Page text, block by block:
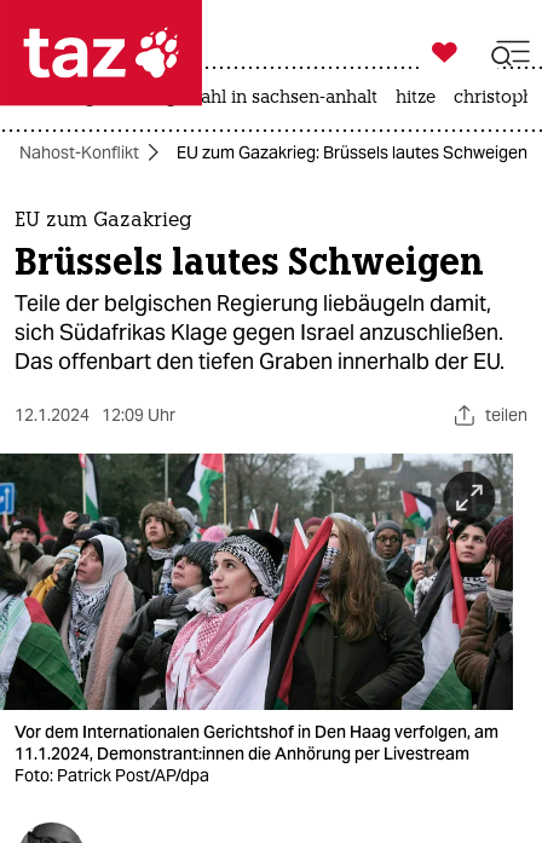
 taz zahl ich
taz zahl ich
themen
politik
öko
sport
berlin
nord
wahrheit
verlag
verlag

taz zahl ich
landtagswahl in sachsen-anhalt hitze
Nahost-Konflikt EU zum Gazakrieg: Brüssels lautes Schweigen
EU zum Gazakrieg
Brüssels lautes Schweigen
Teile der belgischen Regierung liebäugeln damit,
sich Südafrikas Klage gegen Israel anzuschließen.
Das offenbart den tiefen Graben innerhalb der EU.
12.1.2024 12:09 Uhr teilen
Vor dem Internationalen Gerichtshof in Den Haag verfolgen, am
11.1.2024, De­mons­tran­t:in­nen die Anhörung per Livestream
Foto: Patrick Post/AP/dpa